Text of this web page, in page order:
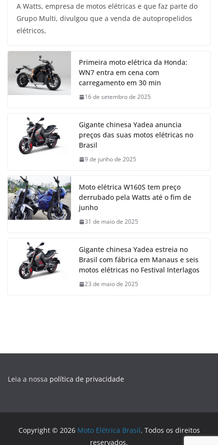
A Watts, empresa de motos elétricas e que faz parte do
Grupo Multi, divulgou que a venda de autopropelidos
elétricos,
Primeira moto elétrica da Honda:
WN7 entra em cena com
carregamento em 30 min
16 de setembro de 2025
Gigante chinesa Yadea anuncia
preços das suas motos elétricas no
Brasil
9 de junho de 2025
Moto elétrica W160S tem preço
derrubado pela Watts até o fim de
junho
31 de maio de 2025
Gigante chinesa Yadea estreia no
Brasil com fábrica em Manaus e seis
motos elétricas no Festival Interlagos
23 de maio de 2025
Leia a nossa política de privacidade
Copyright © 2026 Moto Elétrica Brasil. Todos os direitos
reservados.